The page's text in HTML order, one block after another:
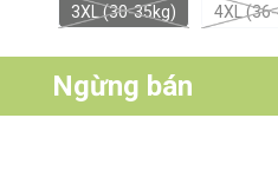
3XL (30-35kg) 4XL
Ngừng bán